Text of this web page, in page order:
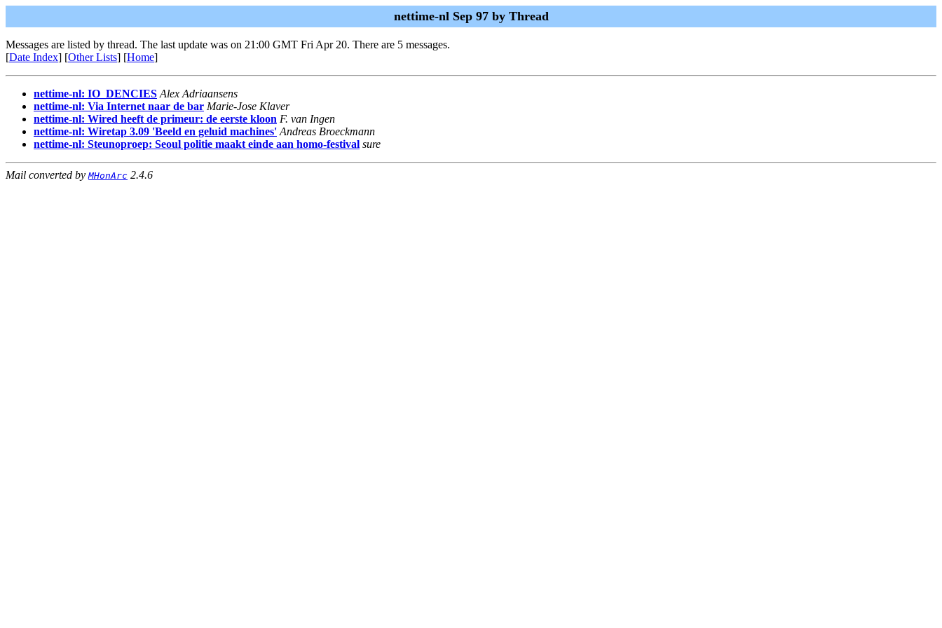
nettime-nl Sep 97 by Thread
Messages are listed by thread. The last update was on 21:00 GMT Fri Apr 20. There are 5 messages.
[Date Index] [Other Lists] [Home]
nettime-nl: IO_DENCIES Alex Adriaansens
nettime-nl: Via Internet naar de bar Marie-Jose Klaver
nettime-nl: Wired heeft de primeur: de eerste kloon F. van Ingen
nettime-nl: Wiretap 3.09 'Beeld en geluid machines' Andreas Broeckmann
nettime-nl: Steunoproep: Seoul politie maakt einde aan homo-festival sure
Mail converted by MHonArc 2.4.6